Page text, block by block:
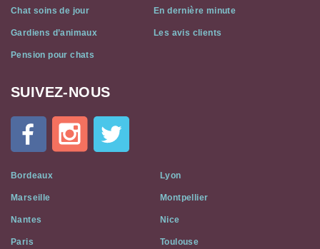
Chat soins de jour En dernière minute
Gardiens d’animaux Les avis clients
Pension pour chats
Cat
Flat
Social
Media
SUIVEZ-NOUS
Bordeaux Lyon
Marseille Montpellier
Nantes Nice
Paris Toulouse